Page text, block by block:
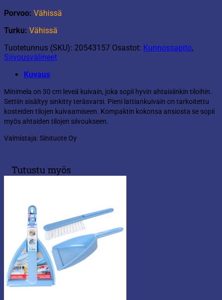
Porvoo: Vähissä
Turku: Vähissä
Tuotetunnus (SKU): 20543157 Osastot: Kunnossapito,
Siivousvälineet
Kuvaus
Minimela on 30 cm leveä kuivain, joka sopii hyvin ahtaisiinkin tiloihin.
Settiin sisältyy sinkitty teräsvarsi. Pieni lattiankuivain on tarkoitettu
kosteiden tilojen kuivaamiseen. Kompaktin kokonsa ansiosta se sopii
myös ahtaiden tilojen siivoukseen.
Valmistaja: Sinituote Oy
Tutustu myös